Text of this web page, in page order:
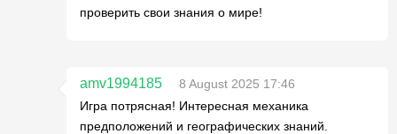
проверить свои знания о мире!
amv1994185
8 August 2025 17:46
Игра потрясная! Интересная механика
предположений и географических знаний.